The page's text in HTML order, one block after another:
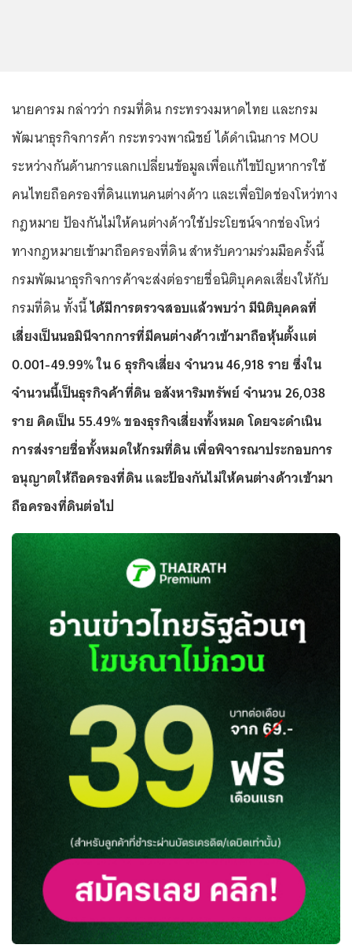
นายคารม กล่าวว่า กรมที่ดิน กระทรวงมหาดไทย และกรม
พัฒนาธุรกิจการค้า กระทรวงพาณิชย์ ได้ดำเนินการ MOU
ระหว่างกันด้านการแลกเปลี่ยนข้อมูลเพื่อแก้ไขปัญหาการใช้
คนไทยถือครองที่ดินแทนคนต่างด้าว และเพื่อปิดช่องโหว่ทาง
กฎหมาย ป้องกันไม่ให้คนต่างด้าวใช้ประโยชน์จากช่องโหว่
ทางกฎหมายเข้ามาถือครองที่ดิน สำหรับความร่วมมือครั้งนี้
กรมพัฒนาธุรกิจการค้าจะส่งต่อรายชื่อนิติบุคคลเสี่ยงให้กับ
กรมที่ดิน ทั้งนี้ได้มีการตรวจสอบแล้วพบว่า มีนิติบุคคลที่
เสี่ยงเป็นนอมินีจากการที่มีคนต่างด้าวเข้ามาถือหุ้นตั้งแต่
0.001-49.99% ใน 6 ธุรกิจเสี่ยง จำนวน 46,918 ราย ซึ่งใน
จำนวนนี้เป็นธุรกิจค้าที่ดิน อสังหาริมทรัพย์ จำนวน 26,038
ราย คิดเป็น 55.49% ของธุรกิจเสี่ยงทั้งหมด โดยจะดำเนิน
การส่งรายชื่อทั้งหมดให้กรมที่ดิน เพื่อพิจารณาประกอบการ
อนุญาตให้ถือครองที่ดิน และป้องกันไม่ให้คนต่างด้าวเข้ามา
ถือครองที่ดินต่อไป